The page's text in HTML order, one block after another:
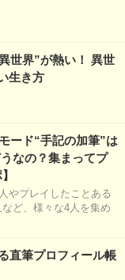
世界”が熱い！ 異世
生き方
ード“手記の加筆”は
なの？集まってプ
やプレイしたことある
ど、様々な4人を集め
直筆プロフィール帳